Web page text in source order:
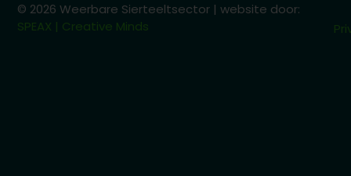
© 2026 Weerbare Sierteeltsector | website door:
SPEAX | Creative Minds